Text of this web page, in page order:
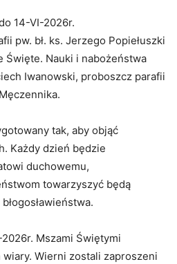
14-VI-2026r.
pw. bł. ks. Jerzego Popiełuszki
Święte. Nauki i nabożeństwa
Iwanowski, proboszcz parafii
tak, aby objąć
Każdy dzień będzie
duchowemu,
towarzyszyć będą
Mszami Świętymi
Wierni zostali zaproszeni